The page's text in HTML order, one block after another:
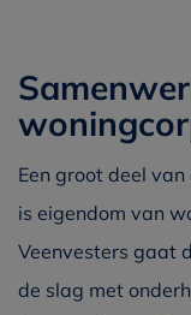
Een groot deel
is eigendom van
Veenvesters gaat
de slag met